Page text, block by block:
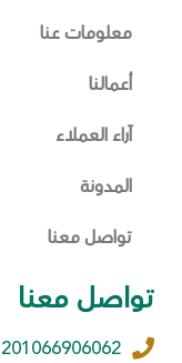
معلومات عنا
أعمالنا
آراء العملاء
المدونة
تواصل معنا
تواصل معنا
201066906062+